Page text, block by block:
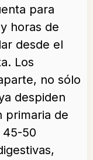
para
horas de
desde el
Los
no sólo
despiden
primaria de
45-50